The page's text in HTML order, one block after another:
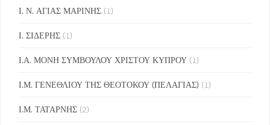
Ι. Ν. ΑΓΙΑΣ ΜΑΡΙΝΗΣ (1)
Ι. ΣΙΔΕΡΗΣ (1)
Ι.Α. ΜΟΝΗ ΣΥΜΒΟΥΛΟΥ ΧΡΙΣΤΟΥ ΚΥΠΡΟΥ (1)
Ι.Μ. ΓΕΝΕΘΛΙΟΥ ΤΗΣ ΘΕΟΤΟΚΟΥ (ΠΕΛΑΓΙΑΣ) (1)
Ι.Μ. ΤΑΤΑΡΝΗΣ (2)